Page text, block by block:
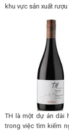
RƯỢU VANG
Rượu Vang
RƯỢU VANG
RƯỢU VANG
khu vực sản xuất rượu
TH là một dự án dài
trong việc tìm kiếm